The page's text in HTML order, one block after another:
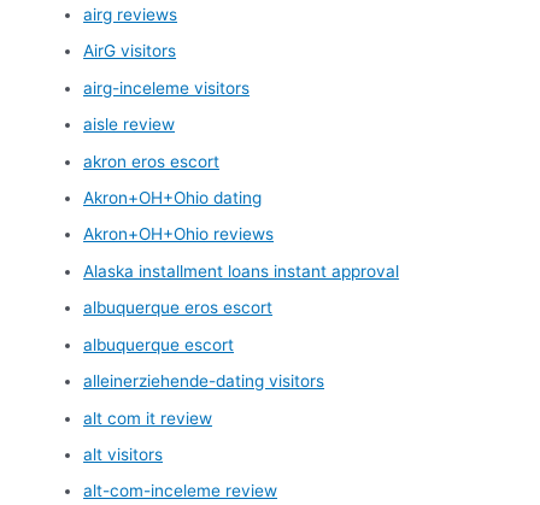
airg reviews
AirG visitors
airg-inceleme visitors
aisle review
akron eros escort
Akron+OH+Ohio dating
Akron+OH+Ohio reviews
Alaska installment loans instant approval
albuquerque eros escort
albuquerque escort
alleinerziehende-dating visitors
alt com it review
alt visitors
alt-com-inceleme review